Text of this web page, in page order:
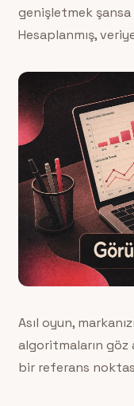
genişletmek şansa
Hesaplanmış,
Asıl oyun,
algoritmaların göz
bir referans